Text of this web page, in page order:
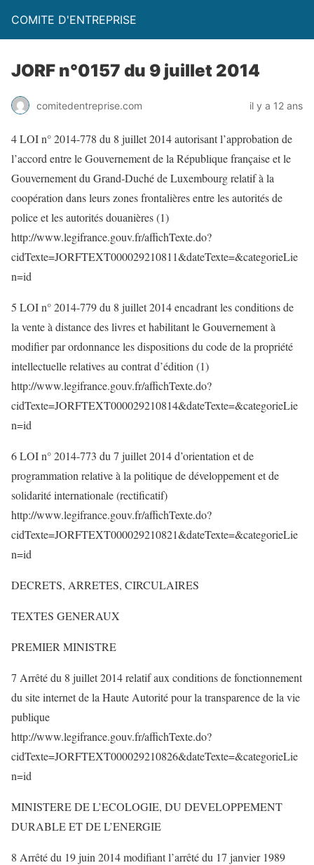
COMITE D'ENTREPRISE
JORF n°0157 du 9 juillet 2014
comitedentreprise.com il y a 12 ans
4 LOI n° 2014-778 du 8 juillet 2014 autorisant l’approbation de
l’accord entre le Gouvernement de la République française et le
Gouvernement du Grand-Duché de Luxembourg relatif à la
coopération dans leurs zones frontalières entre les autorités de
police et les autorités douanières (1)
http://www.legifrance.gouv.fr/affichTexte.do?
cidTexte=JORFTEXT000029210811&dateTexte=&categorieLie
n=id
5 LOI n° 2014-779 du 8 juillet 2014 encadrant les conditions de
la vente à distance des livres et habilitant le Gouvernement à
modifier par ordonnance les dispositions du code de la propriété
intellectuelle relatives au contrat d’édition (1)
http://www.legifrance.gouv.fr/affichTexte.do?
cidTexte=JORFTEXT000029210814&dateTexte=&categorieLie
n=id
6 LOI n° 2014-773 du 7 juillet 2014 d’orientation et de
programmation relative à la politique de développement et de
solidarité internationale (rectificatif)
http://www.legifrance.gouv.fr/affichTexte.do?
cidTexte=JORFTEXT000029210821&dateTexte=&categorieLie
n=id
DECRETS, ARRETES, CIRCULAIRES
TEXTES GENERAUX
PREMIER MINISTRE
7 Arrêté du 8 juillet 2014 relatif aux conditions de fonctionnement
du site internet de la Haute Autorité pour la transparence de la vie
publique
http://www.legifrance.gouv.fr/affichTexte.do?
cidTexte=JORFTEXT000029210826&dateTexte=&categorieLie
n=id
MINISTERE DE L’ECOLOGIE, DU DEVELOPPEMENT
DURABLE ET DE L’ENERGIE
8 Arrêté du 19 juin 2014 modifiant l’arrêté du 17 janvier 1989